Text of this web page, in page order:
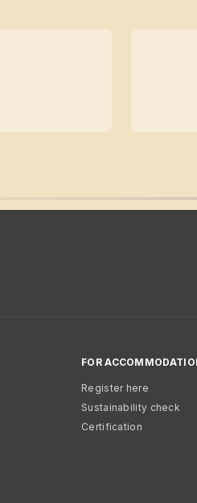
FOR
Register here
Sustainability check
Certification